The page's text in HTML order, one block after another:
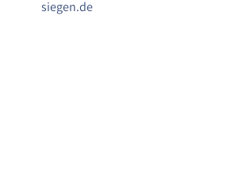
siegen.de
unsere Website nutzen.